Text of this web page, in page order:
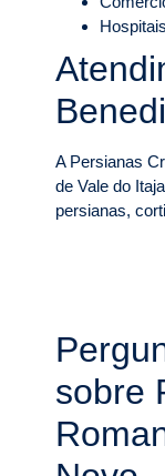
Hospitais
A Persianas
de Vale do
persianas,
sobre